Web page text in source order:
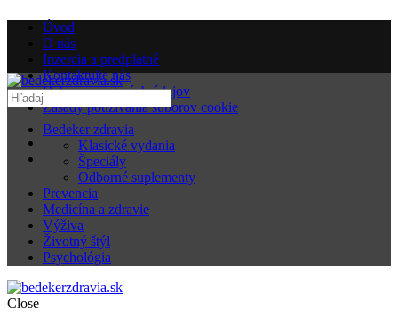
Úvod
O nás
Inzercia a predplatné
Kontaktujte nás
Ochrana osobných údajov
Zásady používania súborov cookie
Bedeker zdravia
Klasické vydania
Špeciály
Odborné suplementy
Prevencia
Medicína a zdravie
Výživa
Životný štýl
Psychológia
Close